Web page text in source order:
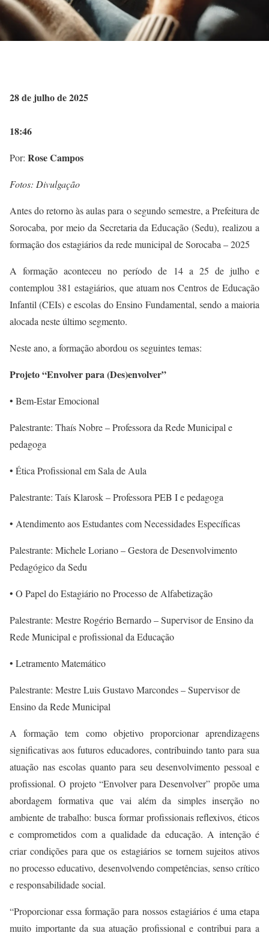
28 de julho de 2025
18:46
Por: Rose Campos
Fotos: Divulgação
Antes do retorno às aulas para o segundo semestre, a Prefeitura de
Sorocaba, por meio da Secretaria da Educação (Sedu), realizou a
formação dos estagiários da rede municipal de Sorocaba – 2025
A formação aconteceu no período de 14 a 25 de julho e
contemplou 381 estagiários, que atuam nos Centros de Educação
Infantil (CEIs) e escolas do Ensino Fundamental, sendo a maioria
alocada neste último segmento.
Neste ano, a formação abordou os seguintes temas:
Projeto “Envolver para (Des)envolver”
• Bem-Estar Emocional
Palestrante: Thaís Nobre – Professora da Rede Municipal e
pedagoga
• Ética Profissional em Sala de Aula
Palestrante: Taís Klarosk – Professora PEB I e pedagoga
• Atendimento aos Estudantes com Necessidades Específicas
Palestrante: Michele Loriano – Gestora de Desenvolvimento
Pedagógico da Sedu
• O Papel do Estagiário no Processo de Alfabetização
Palestrante: Mestre Rogério Bernardo – Supervisor de Ensino da
Rede Municipal e profissional da Educação
• Letramento Matemático
Palestrante: Mestre Luis Gustavo Marcondes – Supervisor de
Ensino da Rede Municipal
A formação tem como objetivo proporcionar aprendizagens
significativas aos futuros educadores, contribuindo tanto para sua
atuação nas escolas quanto para seu desenvolvimento pessoal e
profissional. O projeto “Envolver para Desenvolver” propõe uma
abordagem formativa que vai além da simples inserção no
ambiente de trabalho: busca formar profissionais reflexivos, éticos
e comprometidos com a qualidade da educação. A intenção é
criar condições para que os estagiários se tornem sujeitos ativos
no processo educativo, desenvolvendo competências, senso crítico
e responsabilidade social.
“Proporcionar essa formação para nossos estagiários é uma etapa
muito importante da sua atuação profissional e contribui para a